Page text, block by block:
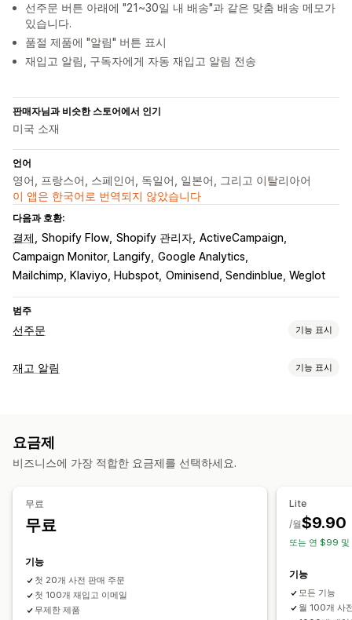
선주문 버튼 아래에 "21~30일 내 배송"과 같은 맞춤 배송 메모가
있습니다.
품절 제품에 "알림" 버튼 표시
재입고 알림, 구독자에게 자동 재입고 알림 전송
판매자님과 비슷한 스토어에서 인기
미국 소재
언어
영어, 프랑스어, 스페인어, 독일어, 일본어, 그리고 이탈리아어
이 앱은 한국어로 번역되지 않았습니다
다음과 호환:
결제 Shopify Flow Shopify 관리자 ActiveCampaign
Campaign Monitor, Langify Google Analytics
Mailchimp, Klaviyo, Hubspot Ominisend, Sendinblue, Weglot
범주
선주문 기능 표시
주문 유형
버튼 배지
결제 옵션
재고 알림 기능 표시
이메일
요금제
비즈니스에 가장 적합한 요금제를 선택하세요.
무료
무료
기능
첫 20개 사전 판매 주문
첫 100개 재입고 이메일
무제한 제품
Lite
$9.90
/월
또는 연 $99 및
기능
모든 기능
월 100개 사